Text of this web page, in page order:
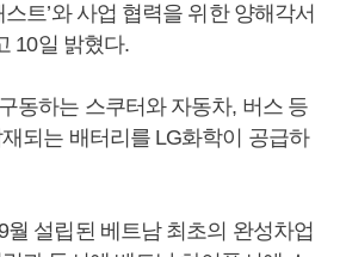
트’와 사업 협력을 위한 양해각서
10일 밝혔다.
동하는 스쿠터와 자동차, 버스 등
되는 배터리를 LG화학이 공급하
월 설립된 베트남 최초의 완성차업